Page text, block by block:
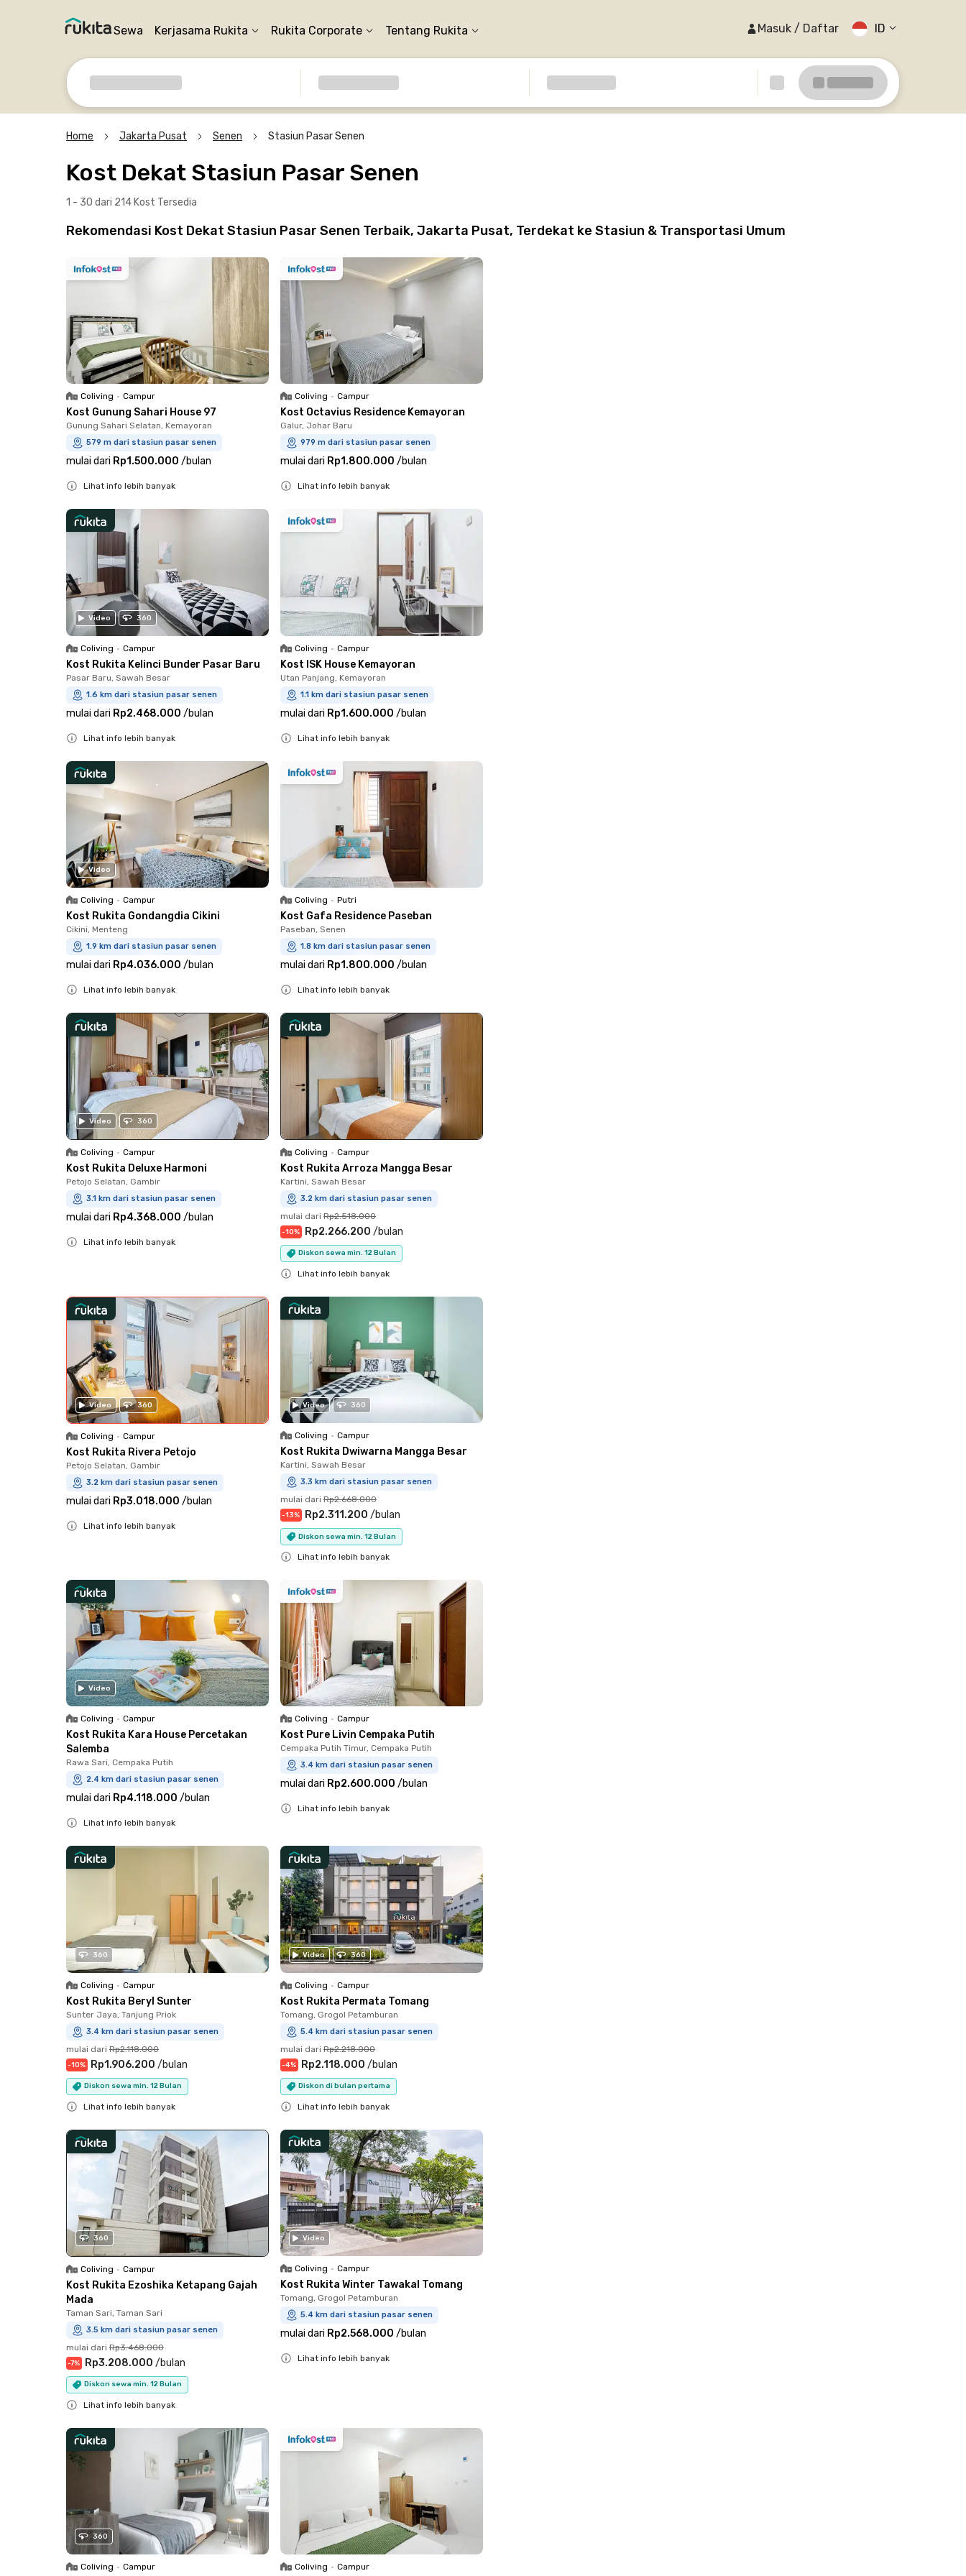
Sewa Kerjasama Rukita Rukita Corporate Tentang Rukita Masuk / Daftar ID
Home Jakarta Pusat Senen Stasiun Pasar Senen
Kost Dekat Stasiun Pasar Senen
1 - 30 dari 214 Kost Tersedia
Rekomendasi Kost Dekat Stasiun Pasar Senen Terbaik, Jakarta Pusat, Terdekat ke Stasiun & Transportasi Umum
Coliving • Campur
Kost Gunung Sahari House 97
Gunung Sahari Selatan, Kemayoran
579 m dari stasiun pasar senen
mulai dari Rp1.500.000 /bulan
Lihat info lebih banyak
Coliving • Campur
Kost Octavius Residence Kemayoran
Galur, Johar Baru
979 m dari stasiun pasar senen
mulai dari Rp1.800.000 /bulan
Lihat info lebih banyak
Video 360
Coliving • Campur
Kost Rukita Kelinci Bunder Pasar Baru
Pasar Baru, Sawah Besar
1.6 km dari stasiun pasar senen
mulai dari Rp2.468.000 /bulan
Lihat info lebih banyak
Coliving • Campur
Kost ISK House Kemayoran
Utan Panjang, Kemayoran
1.1 km dari stasiun pasar senen
mulai dari Rp1.600.000 /bulan
Lihat info lebih banyak
Video
Coliving • Campur
Kost Rukita Gondangdia Cikini
Cikini, Menteng
1.9 km dari stasiun pasar senen
mulai dari Rp4.036.000 /bulan
Lihat info lebih banyak
Coliving • Putri
Kost Gafa Residence Paseban
Paseban, Senen
1.8 km dari stasiun pasar senen
mulai dari Rp1.800.000 /bulan
Lihat info lebih banyak
Video 360
Coliving • Campur
Kost Rukita Deluxe Harmoni
Petojo Selatan, Gambir
3.1 km dari stasiun pasar senen
mulai dari Rp4.368.000 /bulan
Lihat info lebih banyak
Coliving • Campur
Kost Rukita Arroza Mangga Besar
Kartini, Sawah Besar
3.2 km dari stasiun pasar senen
mulai dari Rp2.518.000
-10% Rp2.266.200 /bulan
Diskon sewa min. 12 Bulan
Lihat info lebih banyak
Video 360
Coliving • Campur
Kost Rukita Rivera Petojo
Petojo Selatan, Gambir
3.2 km dari stasiun pasar senen
mulai dari Rp3.018.000 /bulan
Lihat info lebih banyak
Video 360
Coliving • Campur
Kost Rukita Dwiwarna Mangga Besar
Kartini, Sawah Besar
3.3 km dari stasiun pasar senen
mulai dari Rp2.668.000
-13% Rp2.311.200 /bulan
Diskon sewa min. 12 Bulan
Lihat info lebih banyak
Video
Coliving • Campur
Kost Rukita Kara House Percetakan
Salemba
Rawa Sari, Cempaka Putih
2.4 km dari stasiun pasar senen
mulai dari Rp4.118.000 /bulan
Lihat info lebih banyak
Coliving • Campur
Kost Pure Livin Cempaka Putih
Cempaka Putih Timur, Cempaka Putih
3.4 km dari stasiun pasar senen
mulai dari Rp2.600.000 /bulan
Lihat info lebih banyak
360
Coliving • Campur
Kost Rukita Beryl Sunter
Sunter Jaya, Tanjung Priok
3.4 km dari stasiun pasar senen
mulai dari Rp2.118.000
-10% Rp1.906.200 /bulan
Diskon sewa min. 12 Bulan
Lihat info lebih banyak
Video 360
Coliving • Campur
Kost Rukita Permata Tomang
Tomang, Grogol Petamburan
5.4 km dari stasiun pasar senen
mulai dari Rp2.218.000
-4% Rp2.118.000 /bulan
Diskon di bulan pertama
Lihat info lebih banyak
360
Coliving • Campur
Kost Rukita Ezoshika Ketapang Gajah
Mada
Taman Sari, Taman Sari
3.5 km dari stasiun pasar senen
mulai dari Rp3.468.000
-7% Rp3.208.000 /bulan
Diskon sewa min. 12 Bulan
Lihat info lebih banyak
Video
Coliving • Campur
Kost Rukita Winter Tawakal Tomang
Tomang, Grogol Petamburan
5.4 km dari stasiun pasar senen
mulai dari Rp2.568.000 /bulan
Lihat info lebih banyak
360
Coliving • Campur Coliving • Campur